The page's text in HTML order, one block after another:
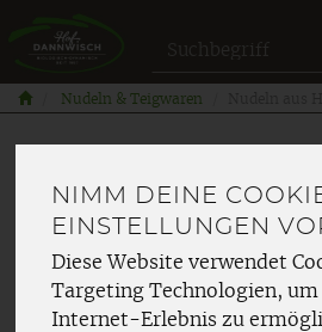
NIMM DEINE
EINSTELLUNGEN
Diese Website verwendet
Targeting Technologien, um
Internet-Erlebnis zu
Nudeln & Teigwaren